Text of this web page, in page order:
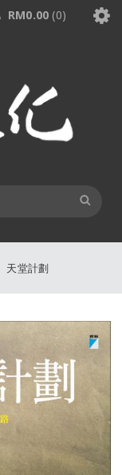
RM0.00 0
天堂計劃